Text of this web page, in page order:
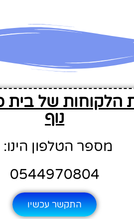
הלקוחות של בית
נוף
מספר הטלפון הינו:
0544970804
התקשר עכשיו